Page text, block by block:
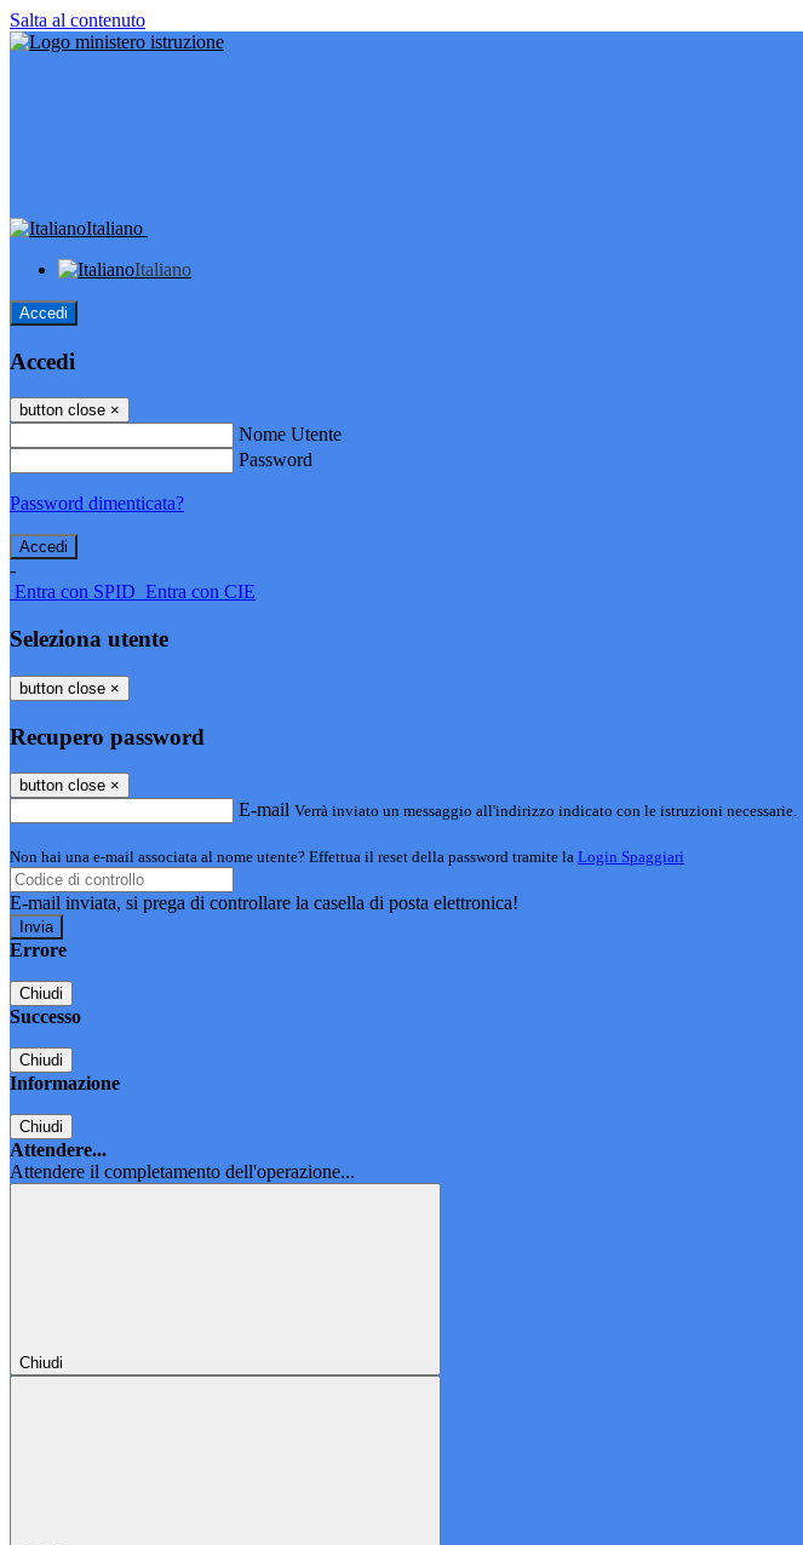
Salta al contenuto
Italiano
Italiano
Accedi
Accedi
button close ×
Nome Utente
Password
Password dimenticata?
-
Entra con SPID Entra con CIE
Seleziona utente
button close ×
Recupero password
button close ×
E-mail Verrà inviato un messaggio all'indirizzo indicato con le istruzioni necessarie.
Non hai una e-mail associata al nome utente? Effettua il reset della password tramite la Login Spaggiari
E-mail inviata, si prega di controllare la casella di posta elettronica!
Errore
Chiudi
Successo
Chiudi
Informazione
Chiudi
Attendere...
Attendere il completamento dell'operazione...
Chiudi